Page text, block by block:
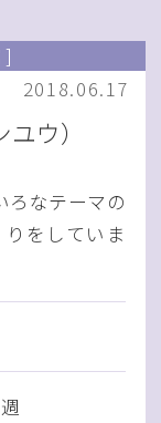
]
2018.06.17
ウ）
ろなテーマの
をしていま